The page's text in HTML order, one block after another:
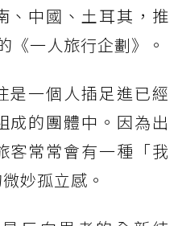
、中國、土耳其，推
《一人旅行企劃》。
是一個人插足進已經
成的團體中。因為出
客常常會有一種「我
妙孤立感。